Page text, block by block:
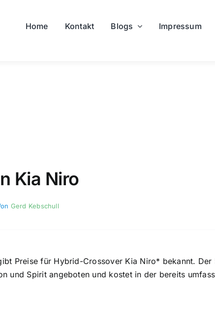
Home Kontakt Blogs Impressum
Kia Niro
Gerd Kebschull
Preise für Hybrid-Crossover Kia Niro* bekannt.
und Spirit angeboten und kostet in der bereits